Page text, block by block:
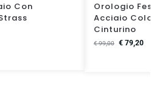
Con
Orologio
Acciaio
Cinturino
€99,00 €79,20